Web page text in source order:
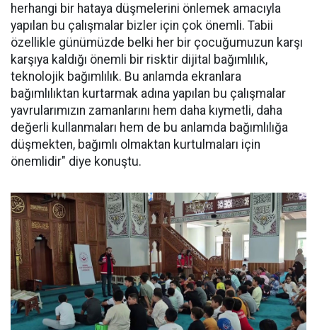
herhangi bir hataya düşmelerini önlemek amacıyla
yapılan bu çalışmalar bizler için çok önemli. Tabii
özellikle günümüzde belki her bir çocuğumuzun karşı
karşıya kaldığı önemli bir risktir dijital bağımlılık,
teknolojik bağımlılık. Bu anlamda ekranlara
bağımlılıktan kurtarmak adına yapılan bu çalışmalar
yavrularımızın zamanlarını hem daha kıymetli, daha
değerli kullanmaları hem de bu anlamda bağımlılığa
düşmekten, bağımlı olmaktan kurtulmaları için
önemlidir" diye konuştu.